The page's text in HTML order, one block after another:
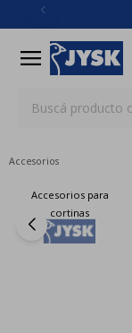
menu
Accesorios
Accesorios para
cortinas
close